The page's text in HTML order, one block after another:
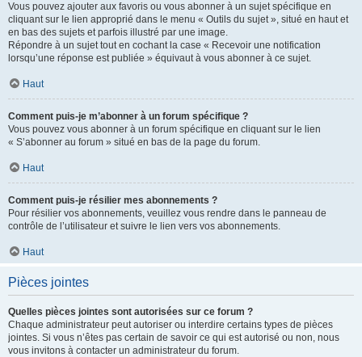
Vous pouvez ajouter aux favoris ou vous abonner à un sujet spécifique en
cliquant sur le lien approprié dans le menu « Outils du sujet », situé en haut et
en bas des sujets et parfois illustré par une image.
Répondre à un sujet tout en cochant la case « Recevoir une notification
lorsqu’une réponse est publiée » équivaut à vous abonner à ce sujet.
Haut
Comment puis-je m’abonner à un forum spécifique ?
Vous pouvez vous abonner à un forum spécifique en cliquant sur le lien
« S’abonner au forum » situé en bas de la page du forum.
Haut
Comment puis-je résilier mes abonnements ?
Pour résilier vos abonnements, veuillez vous rendre dans le panneau de
contrôle de l’utilisateur et suivre le lien vers vos abonnements.
Haut
Pièces jointes
Quelles pièces jointes sont autorisées sur ce forum ?
Chaque administrateur peut autoriser ou interdire certains types de pièces
jointes. Si vous n’êtes pas certain de savoir ce qui est autorisé ou non, nous
vous invitons à contacter un administrateur du forum.